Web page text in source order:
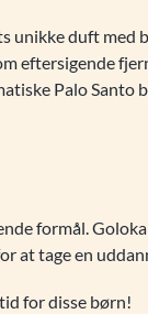
duft med
eftersigende
Palo
formål.
at tage en
for disse børn!